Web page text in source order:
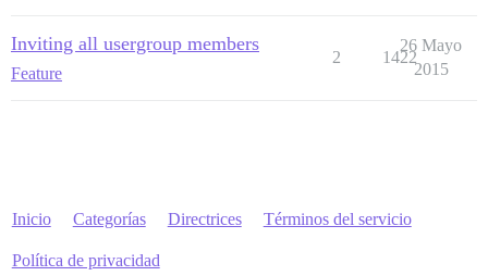
Inviting all usergroup members
Feature
2 1422
26 Mayo
2015
Inicio Categorías Directrices Términos del servicio
Política de privacidad